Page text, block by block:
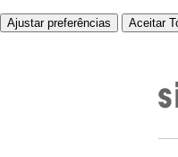
Ajustar preferências Aceitar